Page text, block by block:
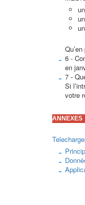
6 -
en
7 -
Si
votre
ANNEXES